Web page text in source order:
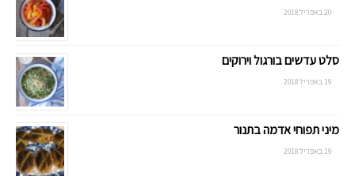
20 באפריל 2018
סלט עדשים בורגול וירוקים
19 באפריל 2018
מיני תפוחי אדמה בתנור
19 באפריל 2018